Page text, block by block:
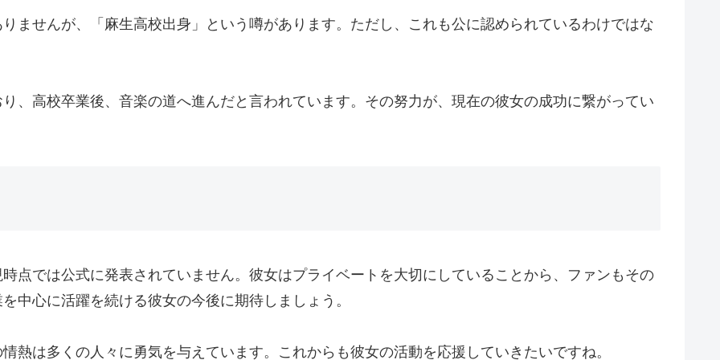
ませんが、「麻生高校出身」という噂があります。ただし、これも公に認められているわけではな
、高校卒業後、音楽の道へ進んだと言われています。その努力が、現在の彼女の成功に繋がってい
点では公式に発表されていません。彼女はプライベートを大切にしていることから、ファンもその
中心に活躍を続ける彼女の今後に期待しましょう。
熱は多くの人々に勇気を与えています。これからも彼女の活動を応援していきたいですね。